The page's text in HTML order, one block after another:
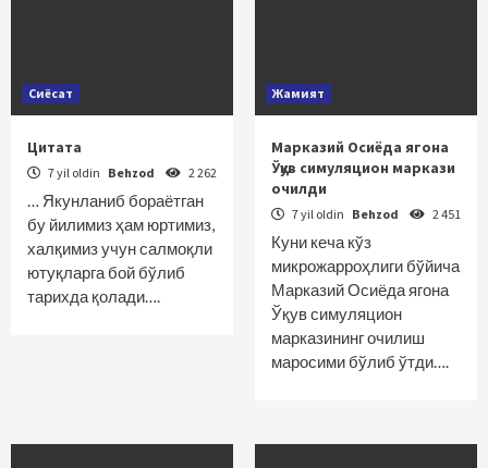
Сиёсат
Цитата
7 yil oldin Behzod 2 262
… Якунланиб бораётган
бу йилимиз ҳам юртимиз,
халқимиз учун салмоқли
ютуқларга бой бўлиб
тарихда қолади….
Жамият
Марказий Осиёда ягона
Ўқув симуляцион маркази
очилди
7 yil oldin Behzod 2 451
Куни кеча кўз
микрожарроҳлиги бўйича
Марказий Осиёда ягона
Ўқув симуляцион
марказининг очилиш
маросими бўлиб ўтди….